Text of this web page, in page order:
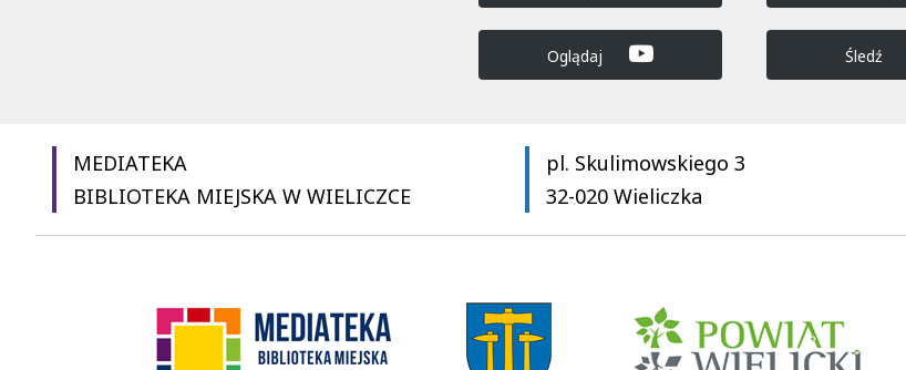
Oglądaj Śledź
MEDIATEKA
BIBLIOTEKA MIEJSKA W WIELICZCE
pl. Skulimowskiego 3
32-020 Wieliczka